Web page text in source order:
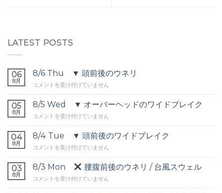
LATEST POSTS
06
8月
8/6 Thu ▼ 頭前後のウネリ
8/6
▼
前
の
ネ
は
コメントを受け付けていません
05
8月
8/5 Wed ▼ オーバーヘッドのワイドブレイク
8/5
▼
ー
ー
ッ
コメントを受け付けていません
04
8月
8/4 Tue ▼ 頭前後のワイドブレイク
8/4
▼
前
コメントを受け付けていません
03
8月
8/3 Mon 腰腹前後のウネリ / 台風スウェル
8/3
コメントを受け付けていません